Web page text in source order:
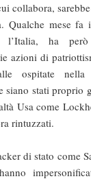
collabora,
Qualche mese
l’Italia, ha
azioni di
ospitate nella
siano stati proprio
Usa come
rintuzzati.
di stato come